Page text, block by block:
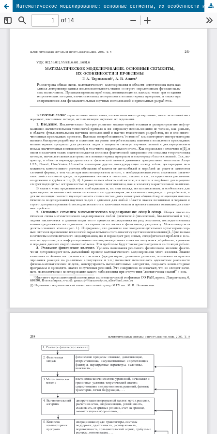
Математическое моделирование: основные сегменты, их особенности и проблемы